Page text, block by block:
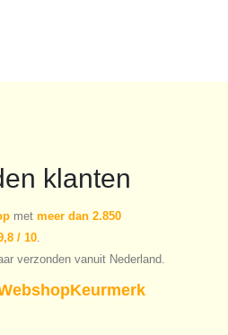
klanten
met meer dan 2.850
/ 10.
verzonden vanuit Nederland.